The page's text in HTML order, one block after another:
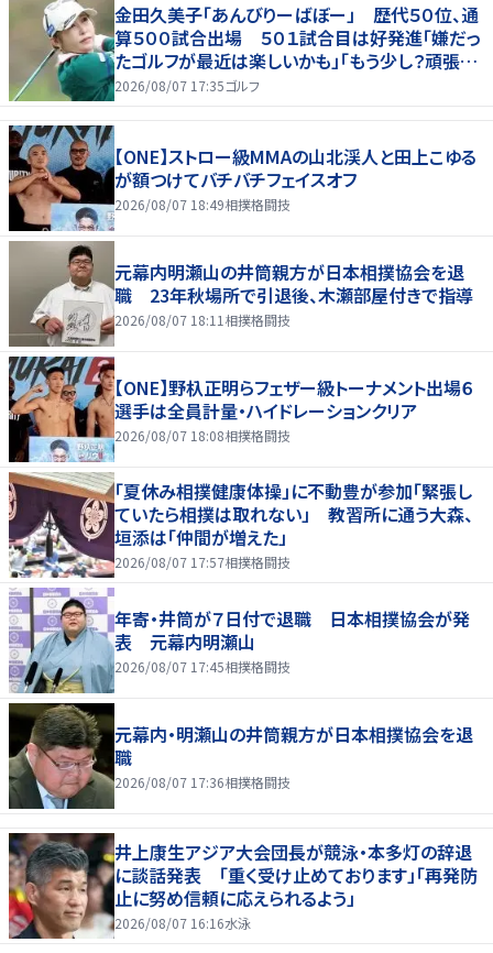
金田久美子「あんびりーばぼー」 歴代５０位、通
算５００試合出場 ５０１試合目は好発進「嫌だっ
たゴルフが最近は楽しいかも」「もう少し？頑張り
たいな」
2026/08/07 17:35ゴルフ
【ONE】ストロー級MMAの山北渓人と田上こゆる
が額つけてバチバチフェイスオフ
2026/08/07 18:49相撲格闘技
元幕内明瀬山の井筒親方が日本相撲協会を退
職 23年秋場所で引退後、木瀬部屋付きで指導
2026/08/07 18:11 相撲格闘技
【ONE】野杁正明らフェザー級トーナメント出場６
選手は全員計量・ハイドレーションクリア
2026/08/07 18:08相撲格闘技
「夏休み相撲健康体操」に不動豊が参加「緊張し
ていたら相撲は取れない」 教習所に通う大森、
垣添は「仲間が増えた」
2026/08/07 17:57相撲格闘技
年寄・井筒が７日付で退職 日本相撲協会が発
表 元幕内明瀬山
2026/08/07 17:45相撲格闘技
元幕内・明瀬山の井筒親方が日本相撲協会を退
職
2026/08/07 17:36相撲格闘技
井上康生アジア大会団長が競泳・本多灯の辞退
に談話発表 「重く受け止めております」「再発防
止に努め信頼に応えられるよう」
2026/08/07 16:16水泳